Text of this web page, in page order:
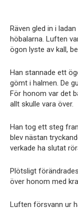
Räven gled in i
höbalarna. Luften
ögon lyste av kall,
Han stannade ett
gömt i halmen. De
För honom var det
allt skulle vara över.
Han tog ett steg
blev nästan
verkade ha slutat
Plötsligt
över honom med
Luften försvann ur